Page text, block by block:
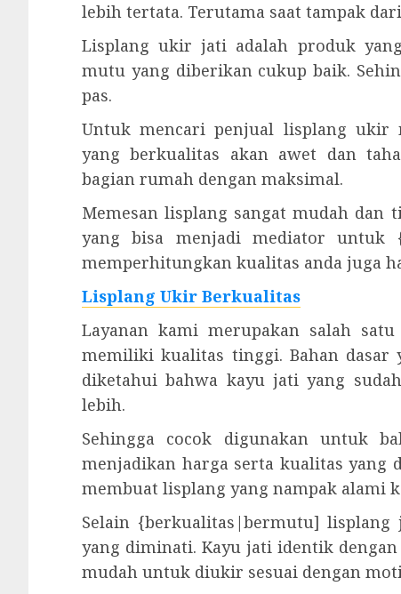
lebih tertata. Terutama saat tampak
Lisplang ukir jati adalah produk
mutu yang diberikan cukup baik.
pas.
Untuk mencari penjual lisplang ukir
yang berkualitas akan awet dan
bagian rumah dengan maksimal.
Memesan lisplang sangat mudah dan
yang bisa menjadi mediator untuk
memperhitungkan kualitas anda juga
Lisplang Ukir Berkualitas
Layanan kami merupakan salah
memiliki kualitas tinggi. Bahan dasar
diketahui bahwa kayu jati yang
lebih.
Sehingga cocok digunakan untuk
menjadikan harga serta kualitas yang
membuat lisplang yang nampak alami
Selain {berkualitas|bermutu]
yang diminati. Kayu jati identik
mudah untuk diukir sesuai dengan